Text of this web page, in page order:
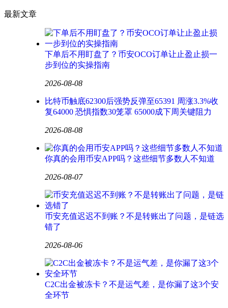
最新文章
下单后不用盯盘了？币安OCO订单让止盈止损一
步到位的实操指南
2026-08-08
比特币触底62300后强势反弹至65391 周涨3.3%收
复64000 恐惧指数30笼罩 65000成下周关键阻力
2026-08-08
你真的会用币安APP吗？这些细节多数人不知道
2026-08-07
币安充值迟迟不到账？不是转账出了问题，是链选
错了
2026-08-06
C2C出金被冻卡？不是运气差，是你漏了这3个安
全环节